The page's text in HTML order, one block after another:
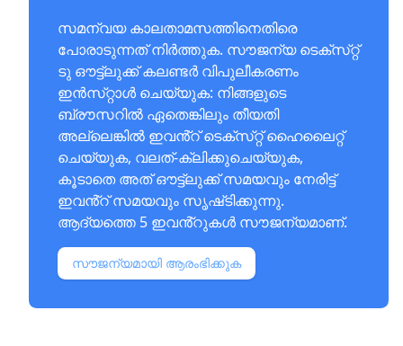
സമന്വയ കാലതാമസത്തിനെതിരെ
പോരാടുന്നത് നിർത്തുക. സൗജന്യടെക്‌സ്‌റ്റ്
ടു ഔട്ട്‌ലുക്ക് കലണ്ടർ വിപുലീകരണം
ഇൻസ്‌റ്റാൾ ചെയ്യുക: നിങ്ങളുടെ
ബ്രൗസറിൽ ഏതെങ്കിലും തീയതി
അല്ലെങ്കിൽ ഇവൻ്റ് ടെക്‌സ്‌റ്റ് ഹൈലൈറ്റ്
ചെയ്യുക, വലത്-ക്ലിക്കുചെയ്യുക,
കൂടാതെ അത് ഔട്ട്‌ലുക്ക് സമയവും നേരിട്ട്
ഇവൻ്റ് സമയവും സൃഷ്‌ടിക്കുന്നു.
ആദ്യത്തെ 5 ഇവൻ്റുകൾ സൗജന്യമാണ്.
സൗജന്യമായി ആരംഭിക്കുക